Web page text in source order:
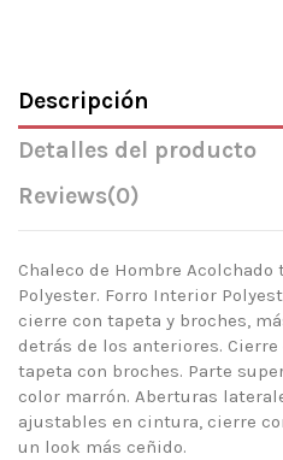
Descripción
Detalles del producto
Reviews(0)
Chaleco de Hombre
Polyester. Forro Interior
cierre con tapeta y broches,
detrás de los anteriores.
tapeta con broches. Parte
color marrón. Aberturas
ajustables en cintura, cierre
un look más ceñido.